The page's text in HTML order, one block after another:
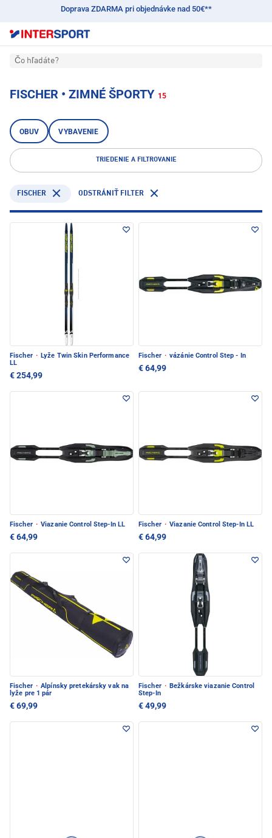
Doprava ZDARMA pri objednávke nad 50€**
Čo hľadáte?
FISCHER • ZIMNÉ ŠPORTY 15
OBUV VYBAVENIE
TRIEDENIE A FILTROVANIE
FISCHER ODSTRÁNIŤ FILTER
Fischer · Lyže Twin Skin Performance
LL
€ 254,99
Fischer · vázánie Control Step - In
€ 64,99
Fischer · Viazanie Control Step-In LL
€ 64,99
Fischer · Viazanie Control Step-In LL
€ 64,99
Fischer · Alpínsky pretekársky vak na
lyže pre 1 pár
€ 69,99
Fischer · Bežkárske viazanie Control
Step-In
€ 49,99